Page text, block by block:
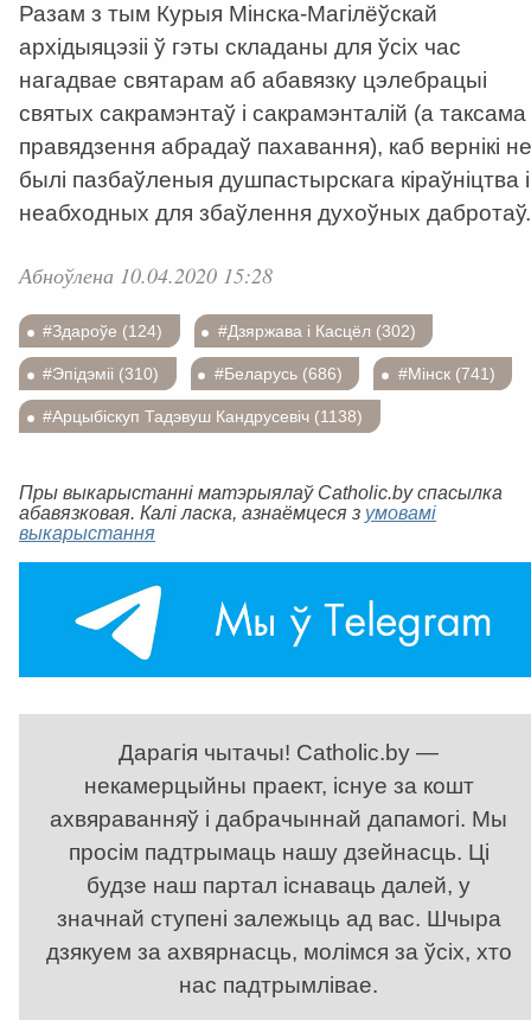
Разам з тым Курыя Мінска-Магілёўскай
архідыяцэзіі ў гэты складаны для ўсіх час
нагадвае святарам аб абавязку цэлебрацыі
святых сакрамэнтаў і сакрамэнталій (а таксама
правядзення абрадаў пахавання), каб вернікі не
былі пазбаўленыя душпастырскага кіраўніцтва і
неабходных для збаўлення духоўных дабротаў.
Абноўлена 10.04.2020 15:28
#Здароўе (124) #Дзяржава і Касцёл (302)
#Эпідэміі (310) #Беларусь (686) #Мінск (741)
#Арцыбіскуп Тадэвуш Кандрусевіч (1138)
Пры выкарыстанні матэрыялаў Catholic.by спасылка
абавязковая. Калі ласка, азнаёмцеся з умовамі
выкарыстання
Дарагія чытачы! Catholic.by —
некамерцыйны праект, існуе за кошт
ахвяраванняў і дабрачыннай дапамогі. Мы
просім падтрымаць нашу дзейнасць. Ці
будзе наш партал існаваць далей, у
значнай ступені залежыць ад вас. Шчыра
дзякуем за ахвярнасць, молімся за ўсіх, хто
нас падтрымлівае.